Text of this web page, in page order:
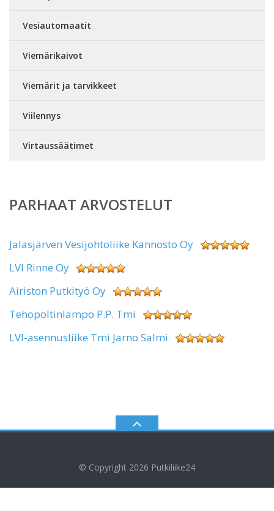
Vesiautomaatit
Viemärikaivot
Viemärit ja tarvikkeet
Viilennys
Virtaussäätimet
PARHAAT ARVOSTELUT
Jalasjärven Vesijohtoliike Kannosto Oy
LVI Rinne Oy
Airiston Putkityö Oy
Tehopoltinlämpö P.P. Tmi
LVI-asennusliike Tmi Jarno Salmi
© Copyright 2026 Putkiliike24